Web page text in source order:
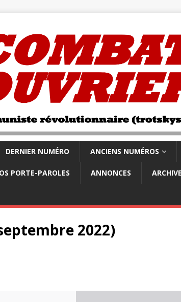
DERNIER NUMÉRO ANCIENS NUMÉROS
PORTE-PAROLES ANNONCES
2022)